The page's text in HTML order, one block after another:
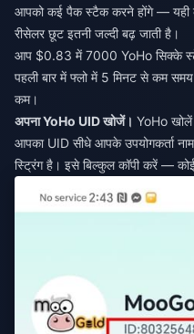
आपको कई पैक स्टैक करने होंगे — यही
रीसेलर छूट इतनी जल्दी बढ़ जाती है।
आप $0.83 में 7000 YoHo सिक्के
पहली बार में फ्लो में 5 मिनट से कम
कम।
अपना YoHo UID खोजें। YoHo
आपका UID सीधे आपके उपयोगकर्ता
स्ट्रिंग है। इसे बिल्कुल कॉपी करें —